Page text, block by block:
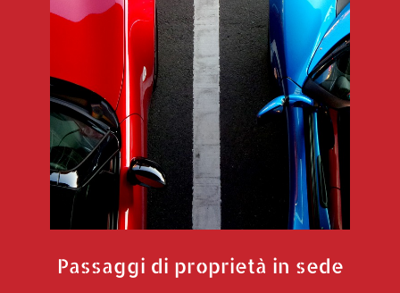
Passaggi di proprietà in sede